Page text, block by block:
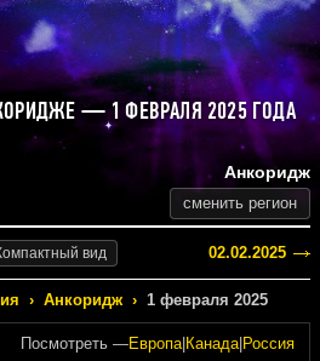
— 1 ФЕВРАЛЯ 2025 ГОДА
Анкоридж
сменить регион
вид 02.02.2025
› Анкоридж › 1 февраля 2025
Посмотреть —Европа| Канада| Россия